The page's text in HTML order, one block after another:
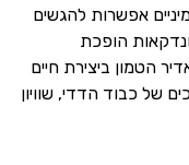
אפשרות להגשים
הופכת
הטמון ביצירת חיים
של כבוד הדדי, שוויון